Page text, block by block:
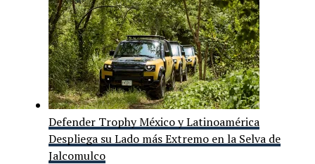
Defender Trophy México y Latinoamérica
Despliega su Lado más Extremo en la Selva de
Jalcomulco